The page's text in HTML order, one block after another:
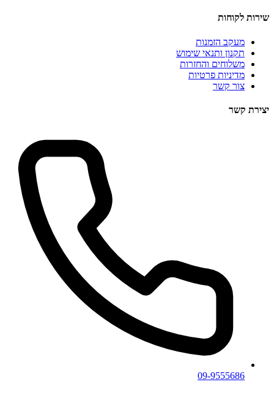
שירות לקוחות
מעקב הזמנות
תקנון ותנאי שימוש
משלוחים והחזרות
מדיניות פרטיות
צור קשר
יצירת קשר
09-9555686